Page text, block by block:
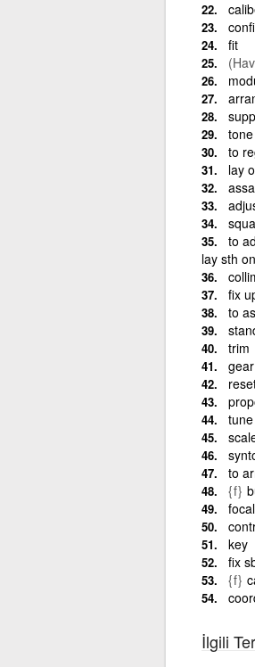
fit
tone
to
lay
to
lay sth
fix
to
trim
gear
tune
to
{f}
key
fix
{f}
İlgili